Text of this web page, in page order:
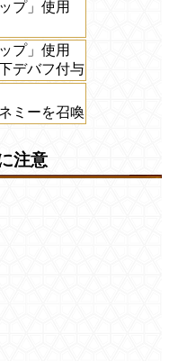
プ」使用
プ」使用
デバフ付与
ミーを召喚
注意